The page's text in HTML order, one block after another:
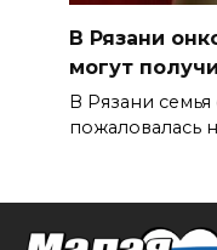
В Рязани
могут
В Рязани
пожаловалась